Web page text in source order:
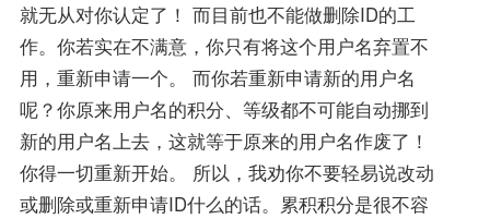
就无从对你认定了！ 而目前也不能做删除ID的工
作。你若实在不满意，你只有将这个用户名弃置不
用，重新申请一个。 而你若重新申请新的用户名
呢？你原来用户名的积分、等级都不可能自动挪到
新的用户名上去，这就等于原来的用户名作废了！
你得一切重新开始。 所以，我劝你不要轻易说改动
或删除或重新申请ID什么的话。累积积分是很不容